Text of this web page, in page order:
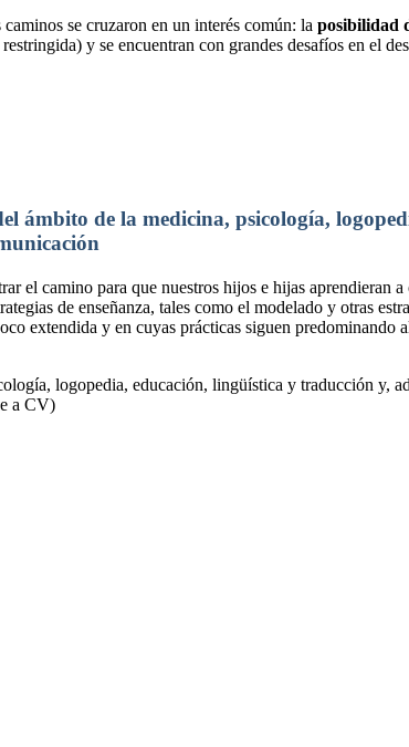
se cruzaron en un interés común: laposibilidad
y se encuentran con grandes desafíos en el
de la medicina, psicología,
el camino para que nuestros hijos e hijas aprendieran
de enseñanza, tales como el modelado y otras
extendida y en cuyas prácticas siguen
logopedia, educación, lingüística y traducción y,
a CV)